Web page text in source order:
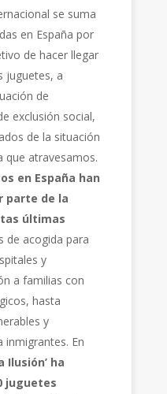
se suma
en España por
de hacer llegar
juguetes, a
de
exclusión social,
de la situación
que atravesamos.
en España han
parte de la
últimas
de acogida para
y
a familias con
hasta
y
inmigrantes. En
Ilusión’ ha
juguetes